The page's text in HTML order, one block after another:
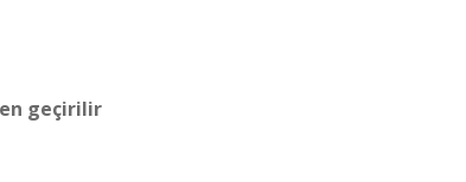
geçirilir